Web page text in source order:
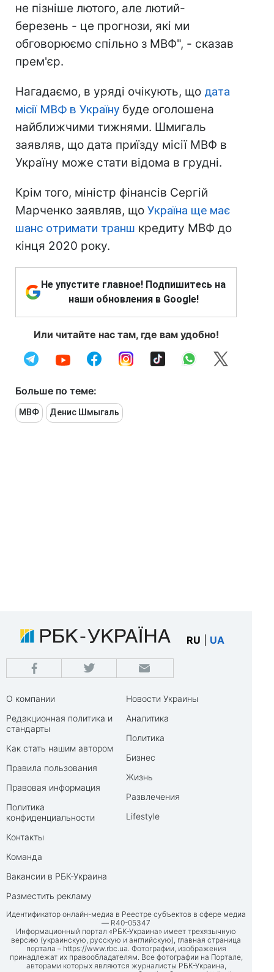
не пізніше лютого, але лютий-
березень - це прогнози, які ми
обговорюємо спільно з МВФ", - сказав
прем'єр.
Нагадаємо, в уряді очікують, що дата
місії МВФ в Україну буде оголошена
найближчими тижнями. Шмигаль
заявляв, що дата приїзду місії МВФ в
Україну може стати відома в грудні.
Крім того, міністр фінансів Сергій
Марченко заявляв, що Україна ще має
шанс отримати транш кредиту МВФ до
кінця 2020 року.
Не упустите главное! Подпишитесь на
наши обновления в Google!
Или читайте нас там, где вам удобно!
Больше по теме:
МВФ Денис Шмыгаль
RU UA
О компании
Редакционная политика и
стандарты
Как стать нашим автором
Правила пользования
Правовая информация
Политика
конфиденциальности
Контакты
Команда
Вакансии в РБК-Украина
Разместить рекламу
Новости Украины
Аналитика
Политика
Бизнес
Жизнь
Развлечения
Lifestyle
Идентификатор онлайн-медиа в Реестре субъектов в сфере медиа
— R40-05347
Информационный портал «РБК-Украина» имеет трехязычную
версию (украинскую, русскую и английскую), главная страница
портала – https://www.rbc.ua. Фотографии, изображения
принадлежат их правообладателям. Все фотографии на Портале,
авторами которых являются журналисты РБК-Украина,